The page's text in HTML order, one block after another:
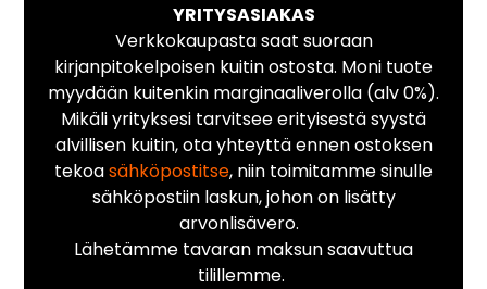
YRITYSASIAKAS
Verkkokaupasta saat suoraan
kirjanpitokelpoisen kuitin ostosta. Moni tuote
myydään kuitenkin marginaaliverolla (alv 0%).
Mikäli yrityksesi tarvitsee erityisestä syystä
alvillisen kuitin, ota yhteyttä ennen ostoksen
tekoasähköpostitse, niin toimitamme sinulle
sähköpostiin laskun, johon on lisätty
arvonlisävero.
Lähetämme tavaran maksun saavuttua
tilillemme.